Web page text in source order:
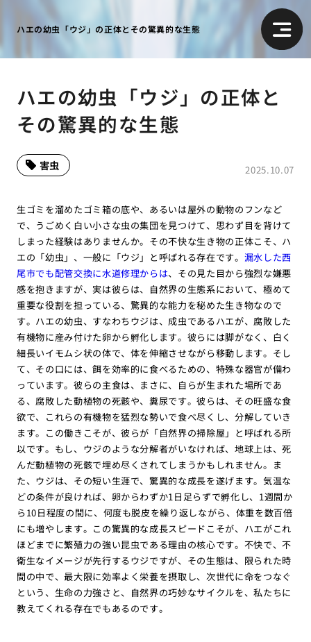
ハエの幼虫「ウジ」の正体とその驚異的な生態
ハエの幼虫「ウジ」の正体と
その驚異的な生態
2025.10.07
害虫
生ゴミを溜めたゴミ箱の底や、あるいは屋外の動物のフンなど
で、うごめく白い小さな虫の集団を見つけて、思わず目を背けて
しまった経験はありませんか。その不快な生き物の正体こそ、ハ
エの「幼虫」、一般に「ウジ」と呼ばれる存在です。 漏水した西
尾市でも配管交換に水道修理からは、その見た目から強烈な嫌悪
感を抱きますが、実は彼らは、自然界の生態系において、極めて
重要な役割を担っている、驚異的な能力を秘めた生き物なので
す。ハエの幼虫、すなわちウジは、成虫であるハエが、腐敗した
有機物に産み付けた卵から孵化します。彼らには脚がなく、白く
細長いイモムシ状の体で、体を伸縮させながら移動します。そし
て、その口には、餌を効率的に食べるための、特殊な器官が備わ
っています。彼らの主食は、まさに、自らが生まれた場所であ
る、腐敗した動植物の死骸や、糞尿です。彼らは、その旺盛な食
欲で、これらの有機物を猛烈な勢いで食べ尽くし、分解していき
ます。この働きこそが、彼らが「自然界の掃除屋」と呼ばれる所
以です。もし、ウジのような分解者がいなければ、地球上は、死
んだ動植物の死骸で埋め尽くされてしまうかもしれません。ま
た、ウジは、その短い生涯で、驚異的な成長を遂げます。気温な
どの条件が良ければ、卵からわずか1日足らずで孵化し、1週間か
ら10日程度の間に、何度も脱皮を繰り返しながら、体重を数百倍
にも増やします。この驚異的な成長スピードこそが、ハエがこれ
ほどまでに繁殖力の強い昆虫である理由の核心です。不快で、不
衛生なイメージが先行するウジですが、その生態は、限られた時
間の中で、最大限に効率よく栄養を摂取し、次世代に命をつなぐ
という、生命の力強さと、自然界の巧妙なサイクルを、私たちに
教えてくれる存在でもあるのです。